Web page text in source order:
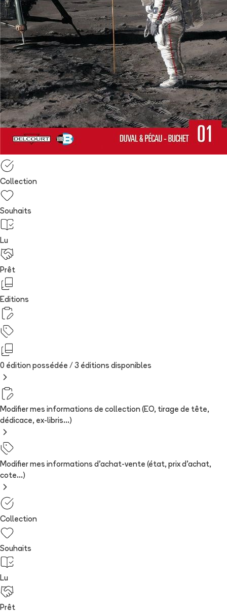
Collection
Souhaits
Lu
Prêt
Editions
0 édition possédée / 3 éditions disponibles
Modifier mes informations de collection (EO, tirage de tête,
dédicace, ex-libris...)
Modifier mes informations d'achat-vente (état, prix d'achat,
cote...)
Collection
Souhaits
Lu
Prêt